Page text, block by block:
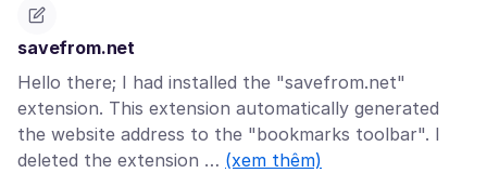
savefrom.net
Hello there; I had installed the "savefrom.net"
extension. This extension automatically generated
the website address to the "bookmarks toolbar". I
deleted the extension … (xem thêm)